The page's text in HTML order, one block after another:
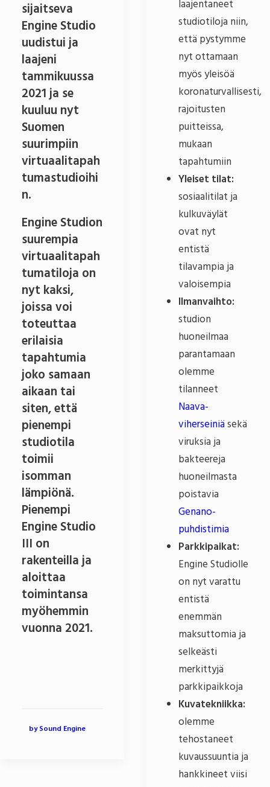
laajentaneet
studiotiloja niin,
että pystymme
nyt ottamaan
myös yleisöä
koronaturvallisesti,
rajoitusten
puitteissa,
mukaan
tapahtumiin
Yleiset tilat:
sosiaalitilat ja
kulkuväylät
ovat nyt
entistä
tilavampia ja
valoisempia
Ilmanvaihto:
studion
huoneilmaa
parantamaan
olemme
tilanneet
Naava-
viherseiniäsekä
viruksia ja
bakteereja
huoneilmasta
poistavia
Genano-
puhdistimia
Parkkipaikat:
Engine Studiolle
on nyt varattu
entistä
enemmän
maksuttomia ja
selkeästi
merkittyjä
parkkipaikkoja
Kuvatekniikka:
olemme
tehostaneet
kuvaussuuntia ja
hankkineet viisi
sijaitseva
Engine Studio
uudistui ja
laajeni
tammikuussa
2021 ja se
kuuluu nyt
Suomen
suurimpiin
virtuaalitapah
tumastudioihi
n.
Engine Studion
suurempia
virtuaalitapah
tumatiloja on
nyt kaksi,
joissa voi
toteuttaa
erilaisia
tapahtumia
joko samaan
aikaan tai
siten, että
pienempi
studiotila
toimii
isomman
lämpiönä.
Pienempi
Engine Studio
III on
rakenteilla ja
aloittaa
toimintansa
myöhemmin
vuonna 2021.
by Sound Engine